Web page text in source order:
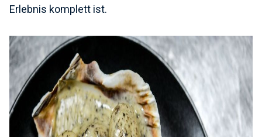
Erlebnis komplett ist.